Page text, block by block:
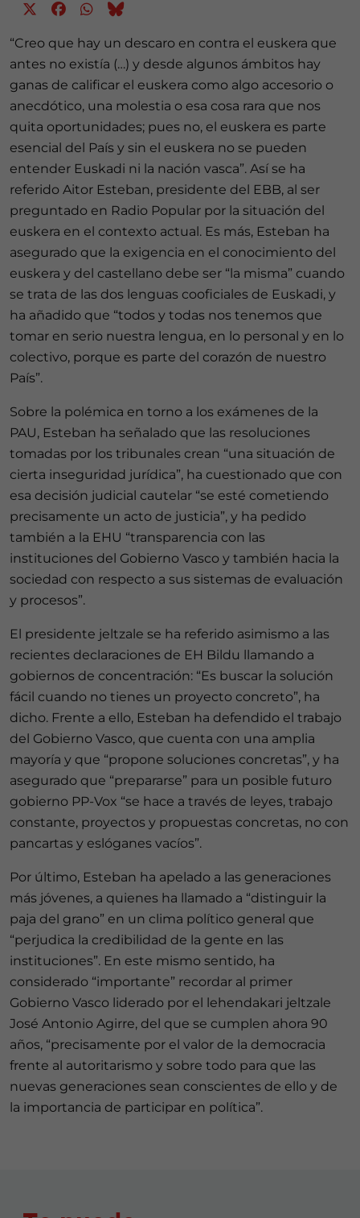
“Creo que hay un descaro en contra el euskera que
antes no existía (…) y desde algunos ámbitos hay
ganas de calificar el euskera como algo accesorio o
anecdótico, una molestia o esa cosa rara que nos
quita oportunidades; pues no, el euskera es parte
esencial del País y sin el euskera no se pueden
entender Euskadi ni la nación vasca”. Así se ha
referido Aitor Esteban, presidente del EBB, al ser
preguntado en Radio Popular por la situación del
euskera en el contexto actual. Es más, Esteban ha
asegurado que la exigencia en el conocimiento del
euskera y del castellano debe ser “la misma” cuando
se trata de las dos lenguas cooficiales de Euskadi, y
ha añadido que “todos y todas nos tenemos que
tomar en serio nuestra lengua, en lo personal y en lo
colectivo, porque es parte del corazón de nuestro
País”.
Sobre la polémica en torno a los exámenes de la
PAU, Esteban ha señalado que las resoluciones
tomadas por los tribunales crean “una situación de
cierta inseguridad jurídica”, ha cuestionado que con
esa decisión judicial cautelar “se esté cometiendo
precisamente un acto de justicia”, y ha pedido
también a la EHU “transparencia con las
instituciones del Gobierno Vasco y también hacia la
sociedad con respecto a sus sistemas de evaluación
y procesos”.
El presidente jeltzale se ha referido asimismo a las
recientes declaraciones de EH Bildu llamando a
gobiernos de concentración: “Es buscar la solución
fácil cuando no tienes un proyecto concreto”, ha
dicho. Frente a ello, Esteban ha defendido el trabajo
del Gobierno Vasco, que cuenta con una amplia
mayoría y que “propone soluciones concretas”, y ha
asegurado que “prepararse” para un posible futuro
gobierno PP-Vox “se hace a través de leyes, trabajo
constante, proyectos y propuestas concretas, no con
pancartas y eslóganes vacíos”.
Por último, Esteban ha apelado a las generaciones
más jóvenes, a quienes ha llamado a “distinguir la
paja del grano” en un clima político general que
“perjudica la credibilidad de la gente en las
instituciones”. En este mismo sentido, ha
considerado “importante” recordar al primer
Gobierno Vasco liderado por el lehendakari jeltzale
José Antonio Agirre, del que se cumplen ahora 90
años, “precisamente por el valor de la democracia
frente al autoritarismo y sobre todo para que las
nuevas generaciones sean conscientes de ello y de
la importancia de participar en política”.